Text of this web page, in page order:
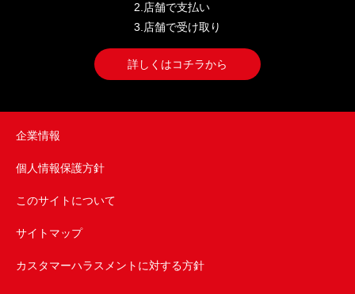
2.店舗で支払い
3.店舗で受け取り
詳しくはコチラから
企業情報
個人情報保護方針
このサイトについて
サイトマップ
カスタマーハラスメントに対する方針